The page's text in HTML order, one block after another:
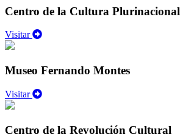
Centro de la Cultura Plurinacional
Visitar
Museo Fernando Montes
Visitar
Centro de la Revolución Cultural